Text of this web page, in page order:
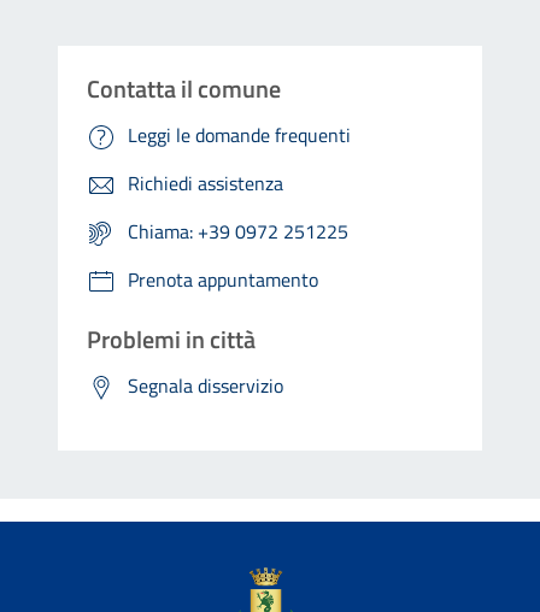
Contatta il comune
Leggi le domande frequenti
Richiedi assistenza
Chiama: +39 0972 251225
Prenota appuntamento
Problemi in città
Segnala disservizio